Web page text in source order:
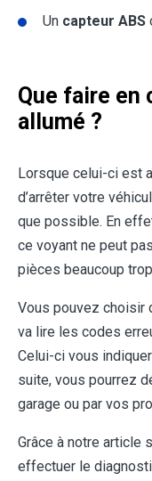
Un capteur ABS
Que faire en
allumé ?
Lorsque celui-ci est
d’arrêter votre
que possible. En
ce voyant ne peut
pièces beaucoup
Vous pouvez choisir
va lire les codes
Celui-ci vous
suite, vous pourrez
garage ou par vos
Grâce à notre article
effectuer le